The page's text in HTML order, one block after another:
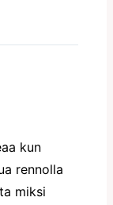
kun
rennolla
miksi